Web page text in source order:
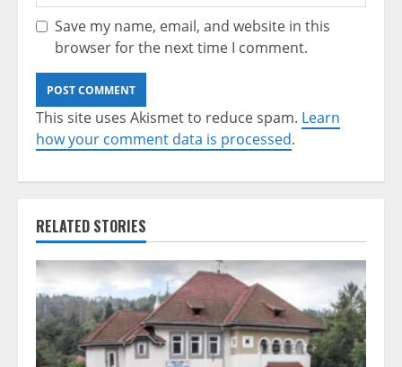
Save my name, email, and website in this
browser for the next time I comment.
This site uses Akismet to reduce spam. Learn
how your comment data is processed.
RELATED STORIES